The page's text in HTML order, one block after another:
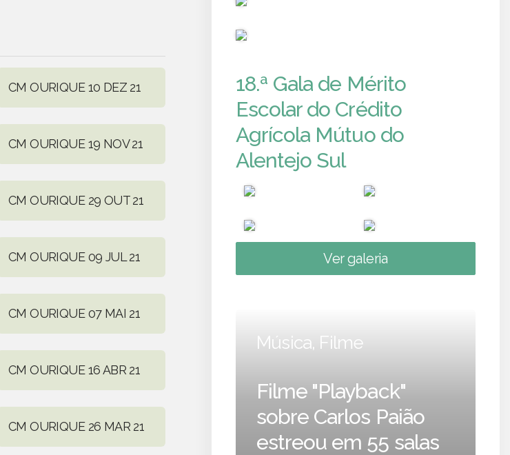
CM OURIQUE 10 DEZ 21
CM OURIQUE 19 NOV 21
CM OURIQUE 29 OUT 21
CM OURIQUE 09 JUL 21
CM OURIQUE 07 MAI 21
CM OURIQUE 16 ABR 21
CM OURIQUE 26 MAR 21
18.ª Gala de Mérito
Escolar do Crédito
Agrícola Mútuo do
Alentejo Sul
Ver galeria
Música, Filme
Filme "Playback"
sobre Carlos Paião
estreou em 55 salas